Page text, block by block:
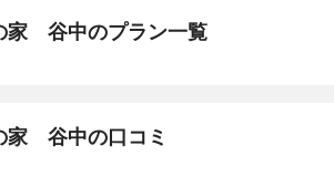
家 谷中のプラン一覧
家 谷中の口コミ